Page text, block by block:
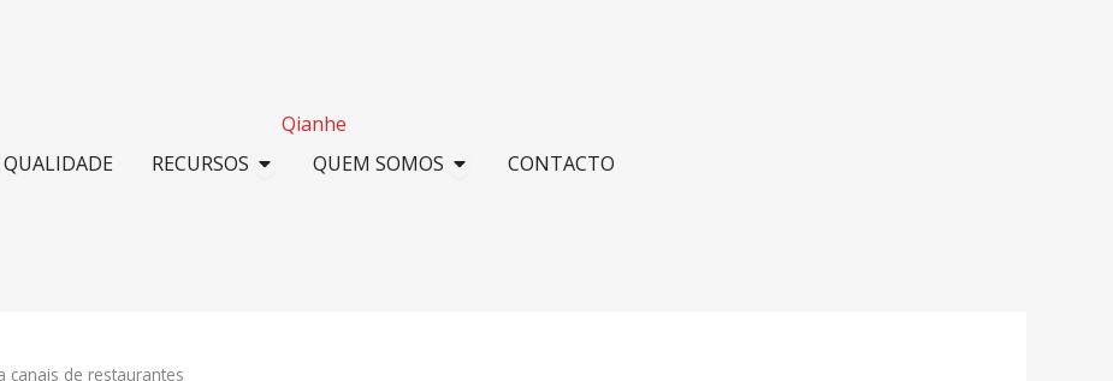
OEM aberto
QUALIDADE RECURSOS Recursos abertos
QUEM SOMOS​ Abrir SOBRE NÓS
CONTACTO
canais de restaurantes